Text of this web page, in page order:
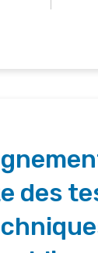
des